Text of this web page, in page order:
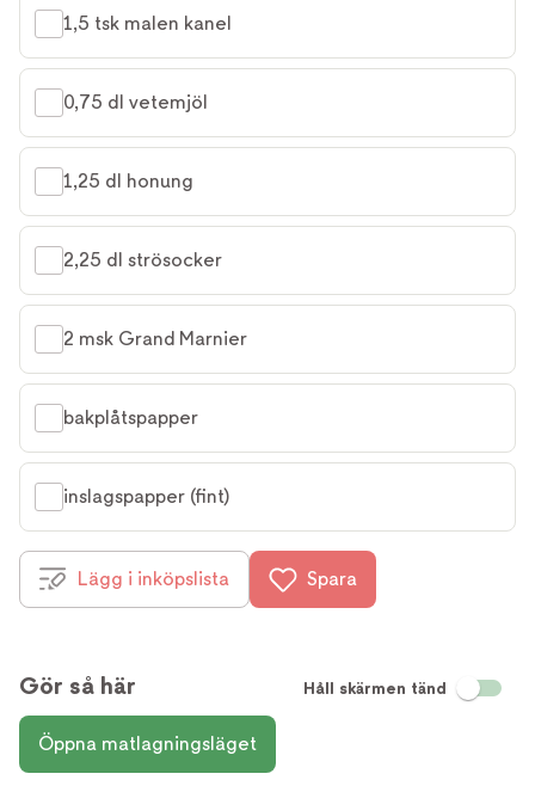
1,5 tsk malen kanel
0,75 dl vetemjöl
1,25 dl honung
2,25 dl strösocker
2 msk Grand Marnier
bakplåtspapper
inslagspapper (fint)
Lägg i inköpslista Spara
Gör så här Håll skärmen tänd
Öppna matlagningsläget